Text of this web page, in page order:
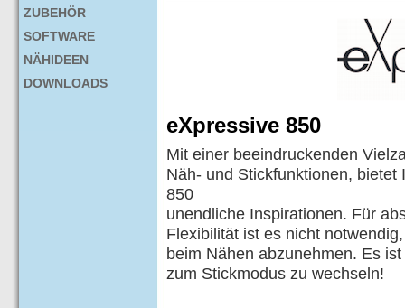
ZUBEHÖR
SOFTWARE
NÄHIDEEN
DOWNLOADS
eXpressive 850
Mit einer beeindruckenden
Näh- und Stickfunktionen, bietet
850
unendliche Inspirationen. Für
Flexibilität ist es nicht
beim Nähen abzunehmen. Es
zum Stickmodus zu wechseln!